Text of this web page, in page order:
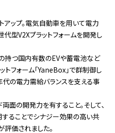
ップ。電気自動車を用いて電力
型V2Xプラットフォームを開発し
持つ国内有数のEVや蓄電池など
フォーム「YaneBox」で群制御し
の電力需給バランスを支える事
面の開発力を有すること。そして、
ることでシナジー効果の高い共
価されました。